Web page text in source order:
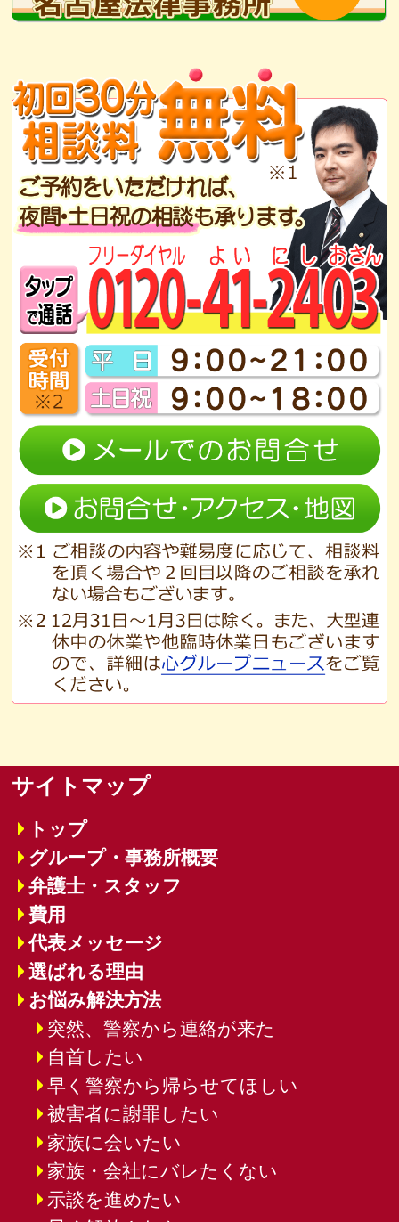
サイトマップ
トップ
グループ・事務所概要
弁護士・スタッフ
費用
代表メッセージ
選ばれる理由
お悩み解決方法
突然、警察から連絡が来た
自首したい
早く警察から帰らせてほしい
被害者に謝罪したい
家族に会いたい
家族・会社にバレたくない
示談を進めたい